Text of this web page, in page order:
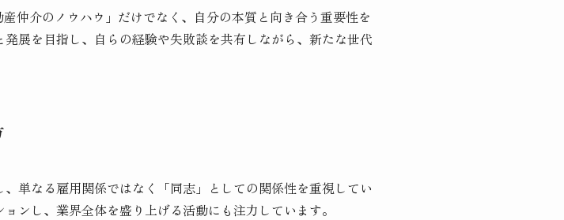
仲介のノウハウ」だけでなく、自分の本質と向き合う重要性を
展を目指し、自らの経験や失敗談を共有しながら、新たな世代
単なる雇用関係ではなく「同志」としての関係性を重視してい
ンし、業界全体を盛り上げる活動にも注力しています。